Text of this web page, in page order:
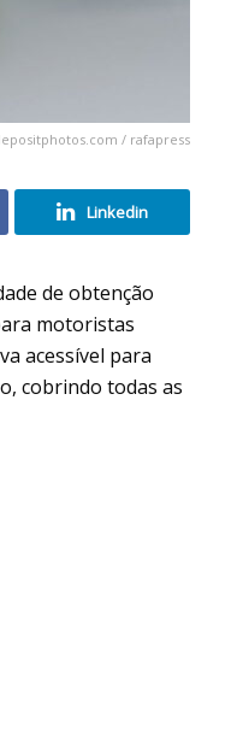
/ rafapress
Linkedin
de obtenção
motoristas
acessível para
cobrindo todas as